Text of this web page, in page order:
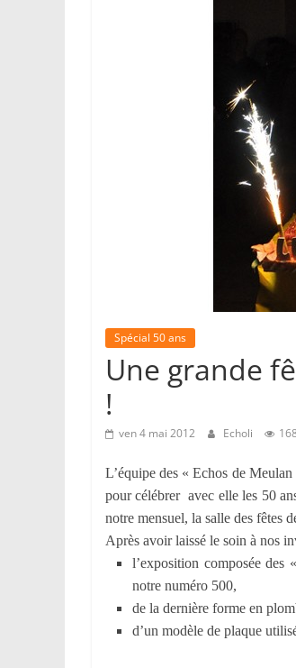
Spécial 50 ans
Une grande
!
ven 4 mai 2012 Echoli
L’équipe des « Echos de
pour célébrer avec elle les 50
notre mensuel, la salle des fêtes
Après avoir laissé le soin à nos
l’exposition composée
notre numéro 500,
de la dernière forme en
d’un modèle de plaque